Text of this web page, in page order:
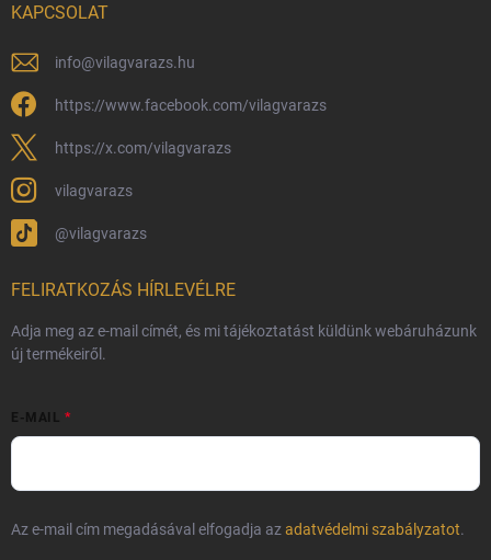
Általános Szerződési Feltételek
Adatvédelmi feltételek
Védjegyek és szerzői jogok
Fémjelzés és nemesfém-tájékoztató
KAPCSOLAT
info@vilagvarazs.hu
https://www.facebook.com/vilagvarazs
https://x.com/vilagvarazs
vilagvarazs
@vilagvarazs
FELIRATKOZÁS HÍRLEVÉLRE
Adja meg az e-mail címét, és mi tájékoztatást küldünk webáruházunk
új termékeiről.
E-MAIL
Az e-mail cím megadásával elfogadja azadatvédelmi szabályzatot.